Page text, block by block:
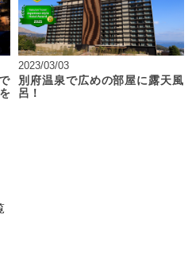
2023/03/03
別府温泉で広めの部屋に露天風
呂！